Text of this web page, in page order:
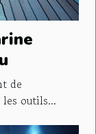
de
outils...